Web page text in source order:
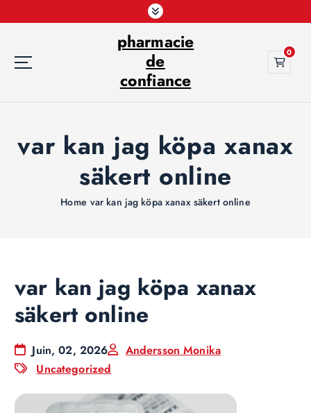
k
pharmacie
de
confiance
0
var kan jag köpa xanax
säkert online
Home var kan jag köpa xanax säkert online
var kan jag köpa xanax
säkert online
Juin, 02, 2026
Andersson Monika
Uncategorized